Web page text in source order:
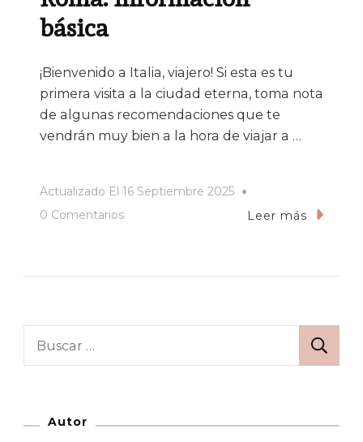
básica
¡Bienvenido a Italia, viajero! Si esta es tu
primera visita a la ciudad eterna, toma nota
de algunas recomendaciones que te
vendrán muy bien a la hora de viajar a …
Actualizado El 16 Septiembre 2025
0 ComentariosEn
Leer más
Autor